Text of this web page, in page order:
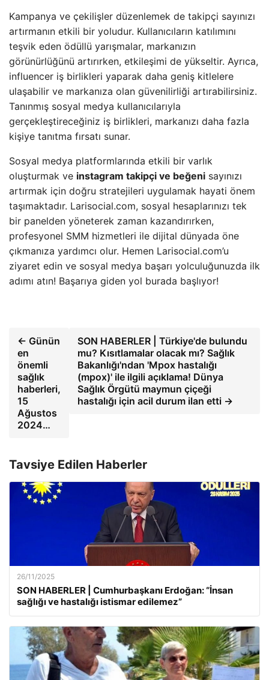
Kampanya ve çekilişler düzenlemek de takipçi sayınızı
artırmanın etkili bir yoludur. Kullanıcıların katılımını
teşvik eden ödüllü yarışmalar, markanızın
görünürlüğünü artırırken, etkileşimi de yükseltir. Ayrıca,
influencer iş birlikleri yaparak daha geniş kitlelere
ulaşabilir ve markanıza olan güvenilirliği artırabilirsiniz.
Tanınmış sosyal medya kullanıcılarıyla
gerçekleştireceğiniz iş birlikleri, markanızı daha fazla
kişiye tanıtma fırsatı sunar.
Sosyal medya platformlarında etkili bir varlık
oluşturmak ve instagram takipçi ve beğeni sayınızı
artırmak için doğru stratejileri uygulamak hayati önem
taşımaktadır. Larisocial.com, sosyal hesaplarınızı tek
bir panelden yöneterek zaman kazandırırken,
profesyonel SMM hizmetleri ile dijital dünyada öne
çıkmanıza yardımcı olur. Hemen Larisocial.com’u
ziyaret edin ve sosyal medya başarı yolculuğunuzda ilk
adımı atın! Başarıya giden yol burada başlıyor!
← Günün
en
önemli
sağlık
haberleri,
15
Ağustos
2024…
SON HABERLER | Türkiye'de bulundu
mu? Kısıtlamalar olacak mı? Sağlık
Bakanlığı'ndan 'Mpox hastalığı
(mpox)' ile ilgili açıklama! Dünya
Sağlık Örgütü maymun çiçeği
hastalığı için acil durum ilan etti →
Tavsiye Edilen Haberler
26/11/2025
SON HABERLER | Cumhurbaşkanı Erdoğan: “İnsan
sağlığı ve hastalığı istismar edilemez”